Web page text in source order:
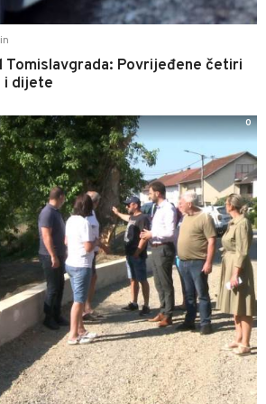
Tomislavgrada: Povrijeđene četiri
i dijete
0